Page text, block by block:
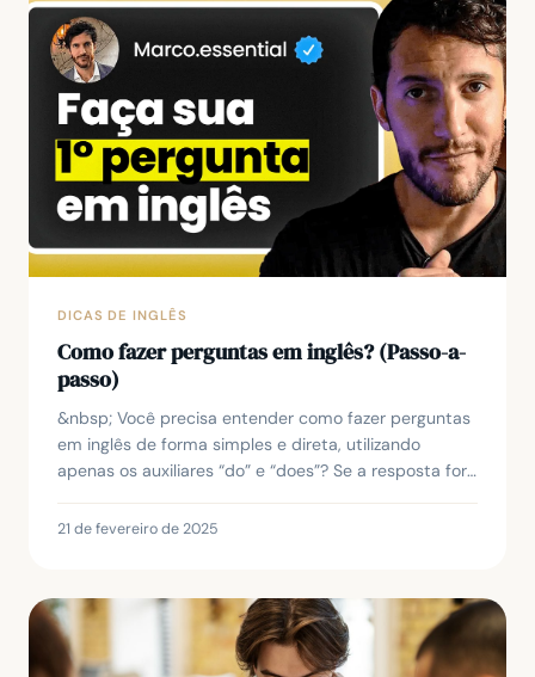
DICAS DE INGLÊS
Como fazer perguntas em inglês? (Passo-a-
passo)
&nbsp; Você precisa entender como fazer perguntas
em inglês de forma simples e direta, utilizando
apenas os auxiliares “do” e “does”? Se a resposta for
21 de fevereiro de 2025